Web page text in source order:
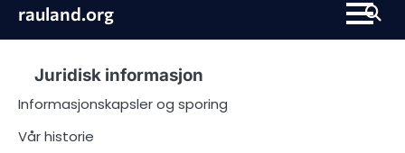
Skiprauland.org
Juridisk informasjon
Informasjonskapsler og sporing
Vår historie